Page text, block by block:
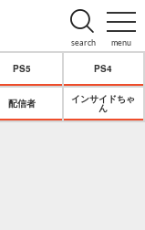
menu
search
PS5 PS4
配信者
インサイドちゃ
ん